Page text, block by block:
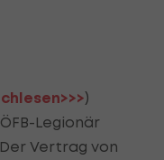
)
Legionär
Vertrag von